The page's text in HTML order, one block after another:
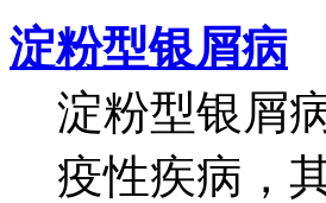
淀粉型银屑病
淀粉型银屑
疫性疾病，